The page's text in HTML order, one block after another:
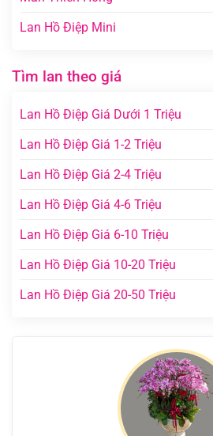
Lan Hồ Điệp Mini
Tìm lan theo giá
Lan Hồ Điệp Giá Dưới 1 Triệu
Lan Hồ Điệp Giá 1-2 Triệu
Lan Hồ Điệp Giá 2-4 Triệu
Lan Hồ Điệp Giá 4-6 Triệu
Lan Hồ Điệp Giá 6-10 Triệu
Lan Hồ Điệp Giá 10-20 Triệu
Lan Hồ Điệp Giá 20-50 Triệu